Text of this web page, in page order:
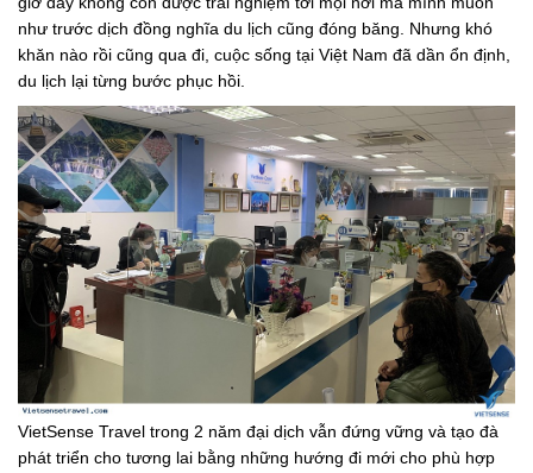
như trước dịch đồng nghĩa du lịch cũng đóng băng. Nhưng khó
khăn nào rồi cũng qua đi, cuộc sống tại Việt Nam đã dần ổn định,
du lịch lại từng bước phục hồi.
VietSense Travel trong 2 năm đại dịch vẫn đứng vững và tạo đà
phát triển cho tương lai bằng những hướng đi mới cho phù hợp